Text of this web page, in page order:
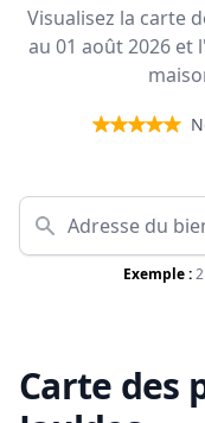
Visualisez la carte
au 01 août 2026 et
Exemple :
Carte des